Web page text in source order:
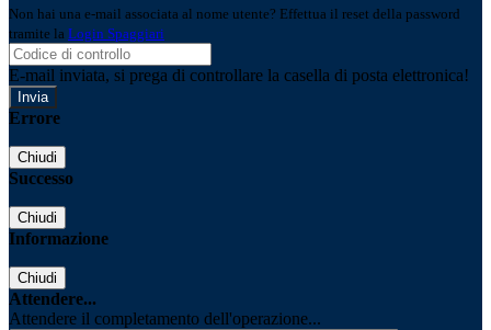
Non hai una e-mail associata al nome utente? Effettua il reset della password
tramite la Login Spaggiari
E-mail inviata, si prega di controllare la casella di posta elettronica!
Errore
Chiudi
Successo
Chiudi
Informazione
Chiudi
Attendere...
Attendere il completamento dell'operazione...